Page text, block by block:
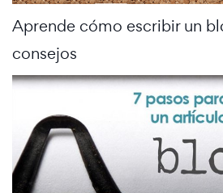
Aprende cómo escribir un
consejos